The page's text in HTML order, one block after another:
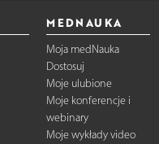
MEDNAUKA
Moja medNauka
Dostosuj
Moje ulubione
Moje konferencje i
webinary
Moje wykłady video